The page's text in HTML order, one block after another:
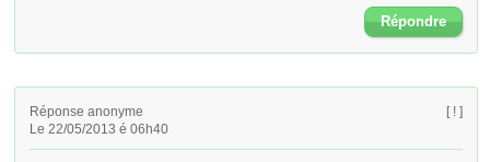
Répondre
Réponse anonyme
Le 22/05/2013 é 06h40
[ ! ]